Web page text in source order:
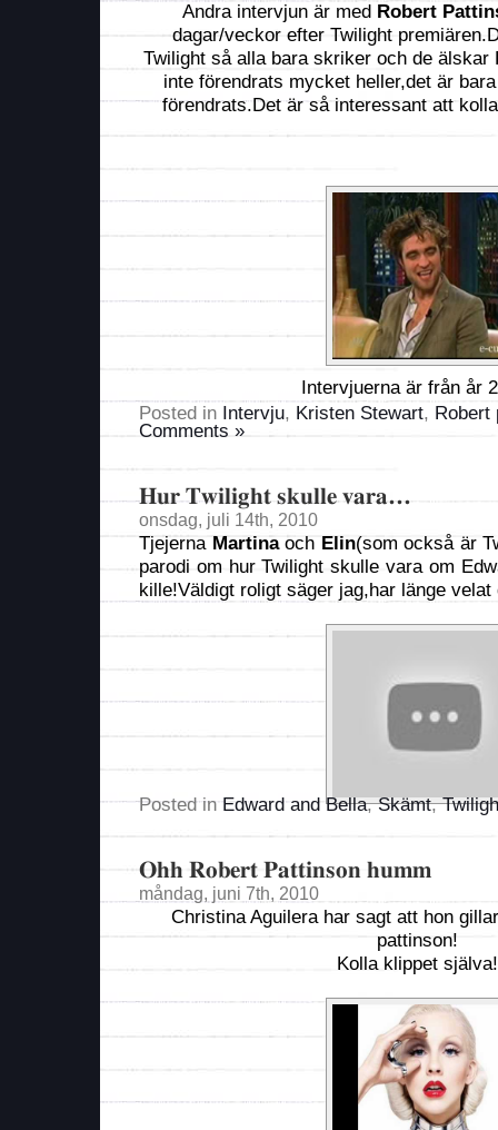
Andra intervjun är med Robert
dagar/veckor efter Twilight
Twilight så alla bara skriker och de älskar
inte förendrats mycket heller,det är
förendrats.Det är så interessant att
Intervjuerna är från år
Posted in Intervju, Kristen Stewart, Robert
Comments »
Hur Twilight skulle vara…
onsdag, juli 14th, 2010
Tjejerna Martinaoch Elin(som också är
parodi om hur Twilight skulle vara om
kille!Väldigt roligt säger jag,har länge
Posted inEdward and Bella,Skämt,
Ohh Robert Pattinson humm
måndag, juni 7th, 2010
Christina Aguilera har sagt att hon
pattinson!
Kolla klippet själva!